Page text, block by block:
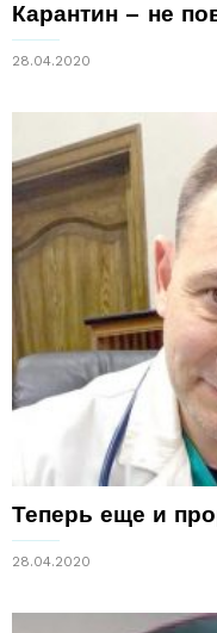
Карантин – не
28.04.2020
Теперь еще и
28.04.2020